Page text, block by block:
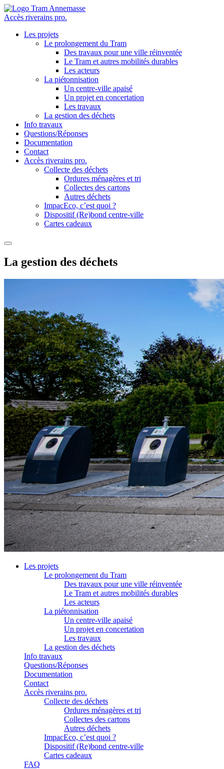
Accès riverains pro.
Les projets
Le prolongement du Tram
Des travaux pour une ville réinventée
Le Tram et autres mobilités durables
Les acteurs
La piétonnisation
Un centre-ville apaisé
Un projet en concertation
Les travaux
La gestion des déchets
Info travaux
Questions/Réponses
Documentation
Contact
Accès riverains pro.
Collecte des déchets
Ordures ménagères et tri
Collectes des cartons
Autres déchets
ImpacEco, c’est quoi ?
Dispositif (Re)bond centre-ville
Cartes cadeaux
La gestion des déchets
Les projets
Le prolongement du Tram
Des travaux pour une ville réinventée
Le Tram et autres mobilités durables
Les acteurs
La piétonnisation
Un centre-ville apaisé
Un projet en concertation
Les travaux
La gestion des déchets
Info travaux
Questions/Réponses
Documentation
Contact
Accès riverains pro.
Collecte des déchets
Ordures ménagères et tri
Collectes des cartons
Autres déchets
ImpacEco, c’est quoi ?
Dispositif (Re)bond centre-ville
Cartes cadeaux
FAQ